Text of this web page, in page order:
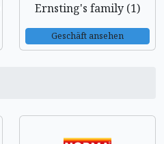
Ernsting's family (1)
Geschäft ansehen